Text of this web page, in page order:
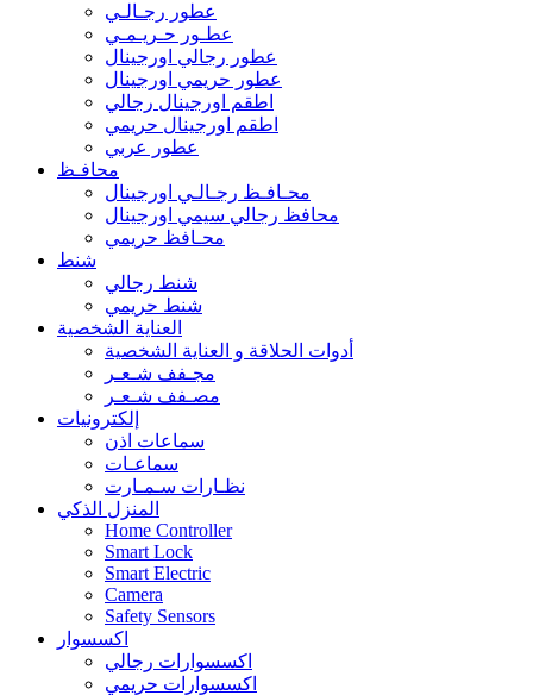
عطور رجـالـي
عطـور حـريـمـي
عطور رجالي اورجينال
عطور حريمي اورجينال
اطقم اورجينال رجالي
اطقم اورجينال حريمي
عطور عربي
محافـظ
محـافـظ رجـالـي اورجينال
محافظ رجالي سيمي اورجينال
محـافظ حريمي
شنط
شنط رجالي
شنط حريمي
العناية الشخصية
أدوات الحلاقة و العناية الشخصية
مجـفف شـعـر
مصـفف شـعـر
إلكترونيات
سماعات اذن
سماعـات
نظـارات سـمـارت
المنزل الذكي
Home Controller
Smart Lock
Smart Electric
Camera
Safety Sensors
اكسسوار
اكسسوارات رجالي
اكسسوارات حريمي